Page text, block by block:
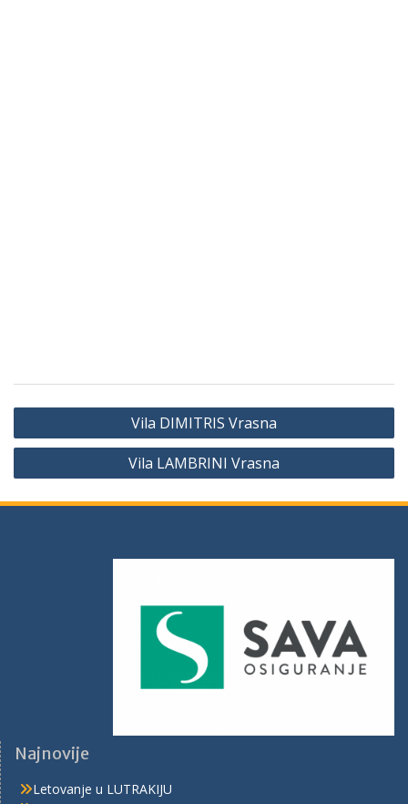
Vila DIMITRIS Vrasna
Vila LAMBRINI Vrasna
Najnovije
Letovanje u LUTRAKIJU